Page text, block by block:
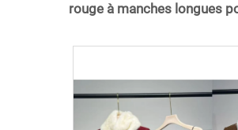
rouge à manches longues